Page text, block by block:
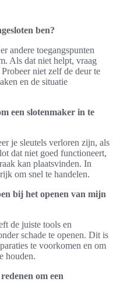
ben?
andere toegangspunten
Als dat niet helpt, vraag
niet zelf de deur te
en de situatie
een slotenmaker in te
je sleutels verloren zijn, als
dat niet goed functioneert,
kan plaatsvinden. In
om snel te handelen.
bij het openen van mijn
de juiste tools en
schade te openen. Dit is
te voorkomen en om
houden.
om een